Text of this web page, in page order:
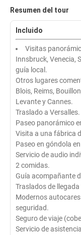
Resumen del tour
Incluido
Visitas
Innsbruck, Venecia,
guía local.
Otros lugares
Blois, Reims,
Levante y Cannes.
Traslado a Versalles.
Paseo panorámico
Visita a una fábrica
Paseo en góndola
Servicio de audio
2 comidas.
Guía acompañante
Traslados de
Modernos
seguridad.
Seguro de viaje
Servicio de